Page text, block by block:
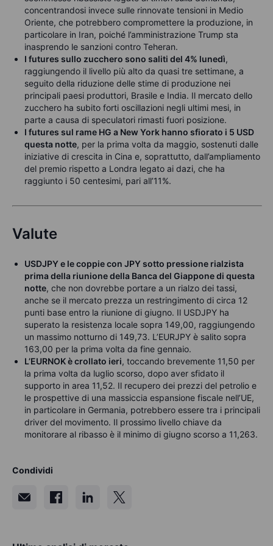
concentrandosi invece sulle rinnovate tensioni in Medio
Oriente, che potrebbero compromettere la produzione, in
particolare in Iran, poiché l’amministrazione Trump sta
inasprendo le sanzioni contro Teheran.
I futures sullo zucchero sono saliti del 4% lunedì,
raggiungendo il livello più alto da quasi tre settimane, a
seguito della riduzione delle stime di produzione nei
principali paesi produttori, Brasile e India. Il mercato dello
zucchero ha subito forti oscillazioni negli ultimi mesi, in
parte a causa di speculatori rimasti fuori posizione.
I futures sul rame HG a New York hanno sfiorato i 5 USD
questa notte, per la prima volta da maggio, sostenuti dalle
iniziative di crescita in Cina e, soprattutto, dall’ampliamento
del premio rispetto a Londra legato ai dazi, che ha
raggiunto i 50 centesimi, pari all’11%.
Valute
USDJPY e le coppie con JPY sotto pressione rialzista
prima della riunione della Banca del Giappone di questa
notte, che non dovrebbe portare a un rialzo dei tassi,
anche se il mercato prezza un restringimento di circa 12
punti base entro la riunione di giugno. Il USDJPY ha
superato la resistenza locale sopra 149,00, raggiungendo
un massimo notturno di 149,73. L’EURJPY è salito sopra
163,00 per la prima volta da fine gennaio.
L’EURNOK è crollato ieri, toccando brevemente 11,50 per
la prima volta da luglio scorso, dopo aver sfidato il
supporto in area 11,52. Il recupero dei prezzi del petrolio e
le prospettive di una massiccia espansione fiscale nell’UE,
in particolare in Germania, potrebbero essere tra i principali
driver del movimento. Il prossimo livello chiave da
monitorare al ribasso è il minimo di giugno scorso a 11,263.
Condividi